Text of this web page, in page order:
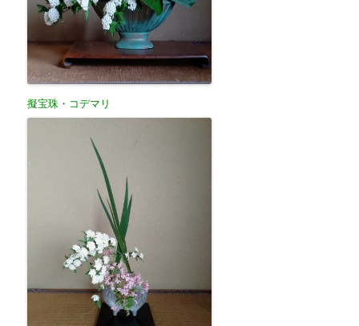
擬宝珠・コデマリ